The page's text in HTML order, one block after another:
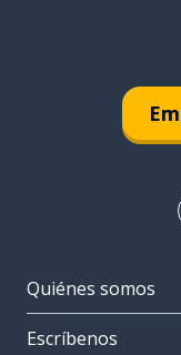
Quiénes somos
Escríbenos